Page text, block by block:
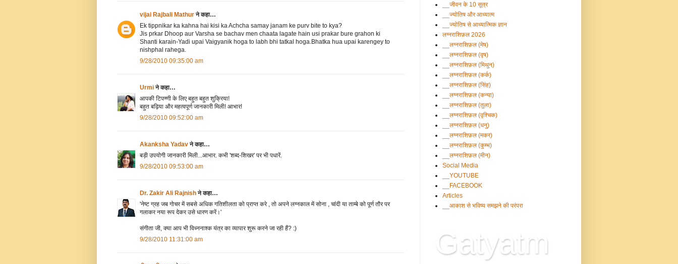
vijai Rajbali Mathur ने कहा…
Ek tippnikar ka kahna hai kisi ka Achcha samay janam ke purv bite to kya?
Jis prkar Dhoop aur Varsha se bachav men chaata lagate hain usi prakar bure grahon ki
Shanti karain-Yadi upai Vaigyanik hoga to labh bhi tatkal hoga.Bhatka hua upai karengey to
nishphal rahega.
9/28/2010 09:35:00 am
Urmi ने कहा…
आपकी टिपण्णी के लिए बहुत बहुत शुक्रिया!
बहुत बढ़िया और महत्वपूर्ण जानकारी मिली! आभार!
9/28/2010 09:52:00 am
Akanksha Yadav ने कहा…
बड़ी उपयोगी जानकारी मिली...आभार. कभी 'शब्द-शिखर' पर भी पधारें.
9/28/2010 09:53:00 am
Dr. Zakir Ali Rajnish ने कहा…
'नेष्‍ट ग्रह जब गोचर में सबसे अधिक गति‍शीलता को प्राप्‍त करे , तो अपने लग्‍नकाल में सोना , चांदी या ताम्‍बे को पूर्ण तौर पर
गलाकर नया रूप देकर उसे धारण करें।'
संगीता जी, क्या आप भी विध्ननाश्क यंत्र का व्यापार शुरू करने जा रही हैं? :)
9/28/2010 11:31:00 am
__जीवन के 10 सूत्र
__ज्योतिष और आध्यात्म
__ज्योतिष से आध्यात्मिक ज्ञान
लग्नराशिफ़ल 2026
__लग्नराशिफ़ल (मेष)
__लग्नराशिफ़ल (वृष)
__लग्नराशिफ़ल (मिथुन)
__लग्नराशिफ़ल (कर्क)
__लग्नराशिफ़ल (सिंह)
__लग्नराशिफ़ल (कन्या)
__लग्नराशिफ़ल (तुला)
__लग्नराशिफ़ल (वृश्चिक)
__लग्नराशिफ़ल (धनु)
__लग्नराशिफ़ल (मकर)
__लग्नराशिफ़ल (कुम्भ)
__लग्नराशिफ़ल (मीन)
Social Media
__YOUTUBE
__FACEBOOK
Articles
__आकाश से भविष्य समझने की परंपरा
Gatyatm